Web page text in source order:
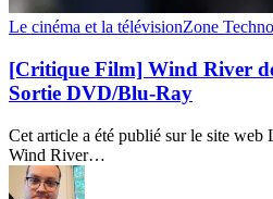
[Critique
Wind
River
de
Sheridan
–
Sortie
Le cinéma et la télévisionZone
[Critique Film] Wind River
Sortie DVD/Blu-Ray
Cet article a été publié sur le site
Wind River…